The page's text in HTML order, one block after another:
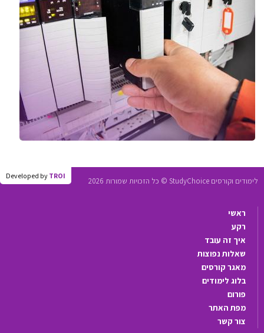
Developed by TROI
לימודים וקורסים StudyChoice © כל הזכויות שמורות 2026
ראשי
רקע
איך זה עובד
שאלות נפוצות
מאגר קורסים
בלוג לימודים
פורום
מפת האתר
צור קשר